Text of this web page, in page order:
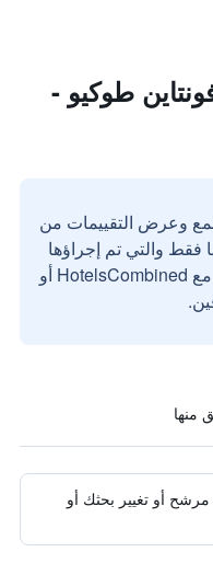
طوكيو -
وعرض التقييمات من
فقط والتي تم إجراؤها
بواسطة مستخدمين حقيقيين مع HotelsCombined أو
مرشح أو تغيير بحثك أو